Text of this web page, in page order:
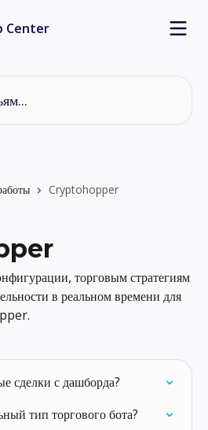
Cryptohopper
торговым стратегиям
в реальном времени для
сделки с дашборда?
тип торгового бота?